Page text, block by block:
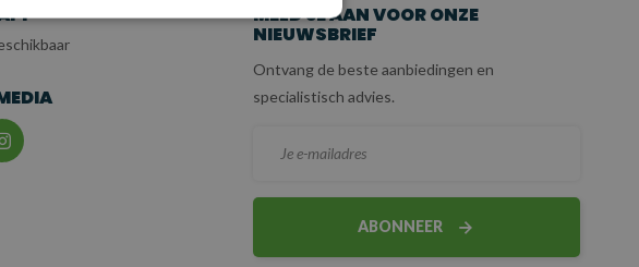
MELD JE AAN VOOR ONZE
NIEUWSBRIEF
Ontvang de beste aanbiedingen en
specialistisch advies.
ABONNEER